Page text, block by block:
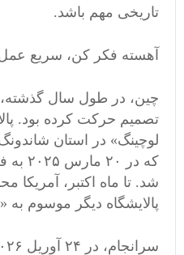
تاریخی مهم باشد.
آهسته فکر کن، سریع
چین، در طول سال
تصمیم حرکت کرده بود.
لوچینگ» در استان
که در
شد. تا ماه اکتبر، آمریکا
پالایشگاه دیگر موسوم به